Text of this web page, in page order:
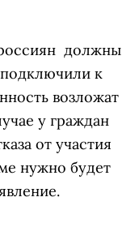
должны
к
возложат
у граждан
от участия
нужно будет